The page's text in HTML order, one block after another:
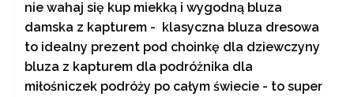
nie wahaj się kup miekką i wygodną bluza
damska z kapturem - klasyczna bluza dresowa
to idealny prezent pod choinkę dla dziewczyny
bluza z kapturem dla podróżnika dla
miłośniczek podróży po całym świecie - to super